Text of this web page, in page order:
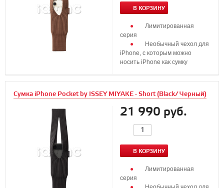
В КОРЗИНУ
Лимитированная
серия
Необычный чехол для
iPhone, с которым можно
носить iPhone как сумку
Сумка iPhone Pocket by ISSEY MIYAKE - Short (Black/ Черный)
21 990 руб.
В КОРЗИНУ
Лимитированная
серия